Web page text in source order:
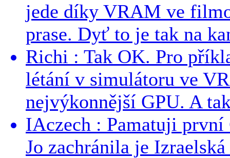
jede díky VRAM ve
prase. Dyť to je tak na
Richi : Tak OK. Pro
létání v simulátoru ve
nejvýkonnější GPU. A
IAczech : Pamatuji první
Jo zachránila je